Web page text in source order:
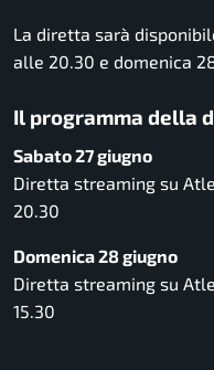
La diretta sarà
alle 20.30 e domenica
Il programma della
Sabato 27 giugno
Diretta streaming su
20.30
Domenica 28 giugno
Diretta streaming su
15.30